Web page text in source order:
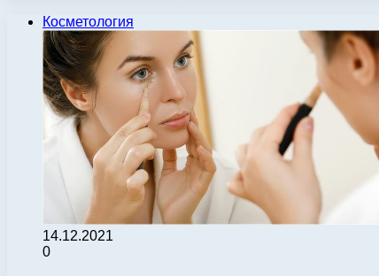
Косметология
14.12.2021
0